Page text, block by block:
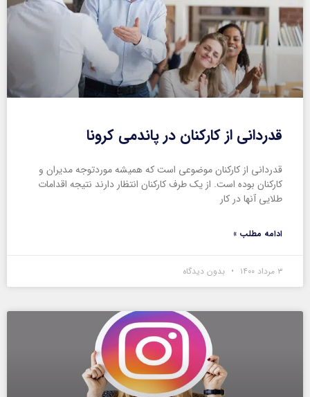
قدردانی از کارکنان در پاندمی کرونا
قدردانی از کارکنان موضوعی است که همیشه موردتوجه مدیران و
کارکنان بوده است. از یک طرف کارکنان انتظار دارند نتیجه اقدامات
طلایی آنها در کار
ادامه مطلب »
۳ مرداد ۱۴۰۰ بدون دیدگاه